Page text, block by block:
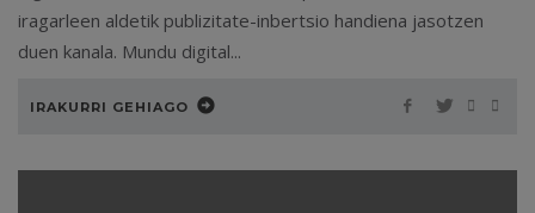
iragarleen aldetik publizitate-inbertsio handiena jasotzen
duen kanala. Mundu digital...
IRAKURRI GEHIAGO